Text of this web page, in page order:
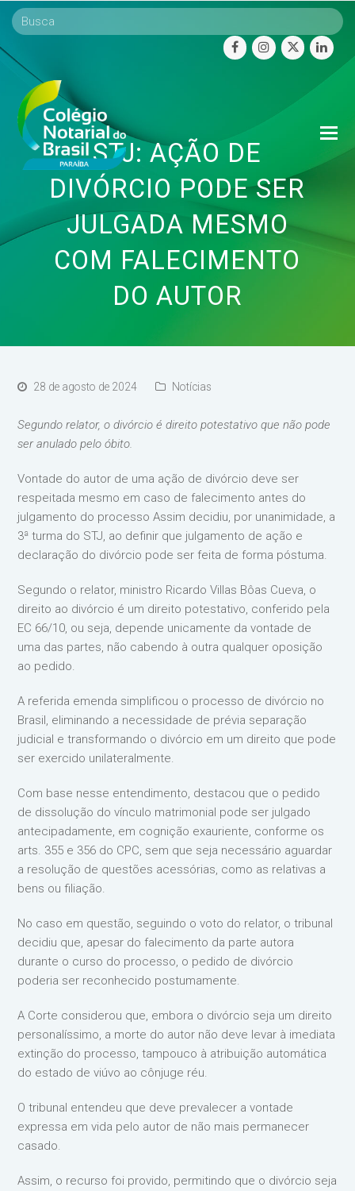
facebookinstagram
twitter
STJ: AÇÃO DE
DIVÓRCIO PODE SER
JULGADA MESMO
COM FALECIMENTO
DO AUTOR
28 de agosto de 2024 Notícias
Segundo relator, o divórcio é direito potestativo que não pode
ser anulado pelo óbito.
Vontade do autor de uma ação de divórcio deve ser
respeitada mesmo em caso de falecimento antes do
julgamento do processo Assim decidiu, por unanimidade, a
3ª turma do STJ, ao definir que julgamento de ação e
declaração do divórcio pode ser feita de forma póstuma.
Segundo o relator, ministro Ricardo Villas Bôas Cueva, o
direito ao divórcio é um direito potestativo, conferido pela
EC 66/10, ou seja, depende unicamente da vontade de
uma das partes, não cabendo à outra qualquer oposição
ao pedido.
A referida emenda simplificou o processo de divórcio no
Brasil, eliminando a necessidade de prévia separação
judicial e transformando o divórcio em um direito que pode
ser exercido unilateralmente.
Com base nesse entendimento, destacou que o pedido
de dissolução do vínculo matrimonial pode ser julgado
antecipadamente, em cognição exauriente, conforme os
arts. 355 e 356 do CPC, sem que seja necessário aguardar
a resolução de questões acessórias, como as relativas a
bens ou filiação.
No caso em questão, seguindo o voto do relator, o tribunal
decidiu que, apesar do falecimento da parte autora
durante o curso do processo, o pedido de divórcio
poderia ser reconhecido postumamente.
A Corte considerou que, embora o divórcio seja um direito
personalíssimo, a morte do autor não deve levar à imediata
extinção do processo, tampouco à atribuição automática
do estado de viúvo ao cônjuge réu.
O tribunal entendeu que deve prevalecer a vontade
expressa em vida pelo autor de não mais permanecer
casado.
Assim, o recurso foi provido, permitindo que o divórcio seja